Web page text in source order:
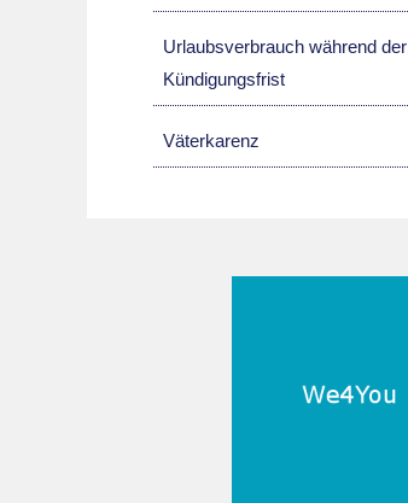
Urlaubsverbrauch während der
Kündigungsfrist
Väterkarenz